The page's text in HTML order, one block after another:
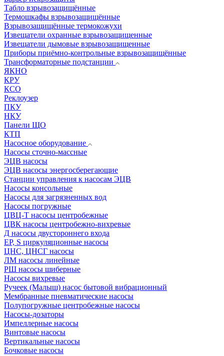
Табло взрывозащищённые
Термошкафы взрывозащищённые
Взрывозащищённые термокожухи
Извещатели охранные взрывозащищенные
Извещатели дымовые взрывозащищенные
Приборы приёмно-контрольные взрывозащищённые
Трансформаторные подстанции
ЯКНО
КРУ
КСО
Реклоузер
ПКУ
НКУ
Панели ЩО
КТП
Насосное оборудование
Насосы сточно-массные
ЭЦВ насосы
ЭЦВ насосы энергосберегающие
Станции управления к насосам ЭЦВ
Насосы консольные
Насосы для загрязненных вод
Насосы погружные
ЦВЦ-Т насосы центробежные
ЦВК насосы центробежно-вихревые
Д насосы двустороннего входа
EP, S циркуляционные насосы
ЦНС, ЦНСГ насосы
ЛМ насосы линейные
РШ насосы шиберные
Насосы вихревые
Ручеек (Малыш) насос бытовой вибрационный
Мембранные пневматические насосы
Полупогружные центробежные насосы
Насосы-дозаторы
Импеллерные насосы
Винтовые насосы
Вертикальные насосы
Бочковые насосы